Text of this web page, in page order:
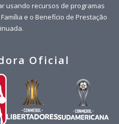
usando recursos de programas
e o Benefício de Prestação
Oficial